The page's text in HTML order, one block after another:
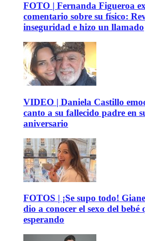
FOTO | Fernanda Figueroa
comentario sobre su físico:
inseguridad e hizo un llamado
VIDEO | Daniela Castillo
canto a su fallecido padre en
aniversario
FOTOS | ¡Se supo todo!
dio a conocer el sexo del bebé
esperando